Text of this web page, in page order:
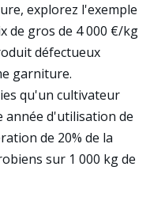
explorez l'exemple
de gros de 4 000 €/kg
défectueux
garniture.
qu'un cultivateur
année d'utilisation de
de 20% de la
sur 1 000 kg de